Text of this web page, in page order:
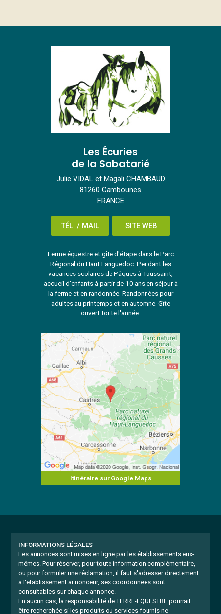
Les Écuries
de la Sabatarié
Julie VIDAL et Magali CHAMBAUD
81260 Cambounes
FRANCE
TÉL. / MAIL SITE WEB
Ferme équestre et gîte d'étape dans le Parc
Régional du Haut Languedoc. Pendant les
vacances scolaires de Pâques à Toussaint,
accueil d'enfants à partir de 10 ans en séjour à
la ferme et en randonnée. Randonnées pour
adultes au printemps et en automne. Gîte
ouvert toute l'année.
Itinéraire sur Google Maps
INFORMATIONS LÉGALES
Les annonces sont mises en ligne par les établissements eux-
mêmes. Pour réserver, pour toute information complémentaire,
ou pour formuler une réclamation, il faut s'adresser directement
à l'établissement annonceur, ses coordonnées sont
consultables sur chaque annonce.
En aucun cas, la responsabilité de TERRE-EQUESTRE pourrait
être recherchée si les produits ou services fournis ne